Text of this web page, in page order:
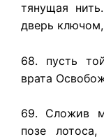
тянущая
дверь ключом,
68. пусть
врата
69. Сложив
позе